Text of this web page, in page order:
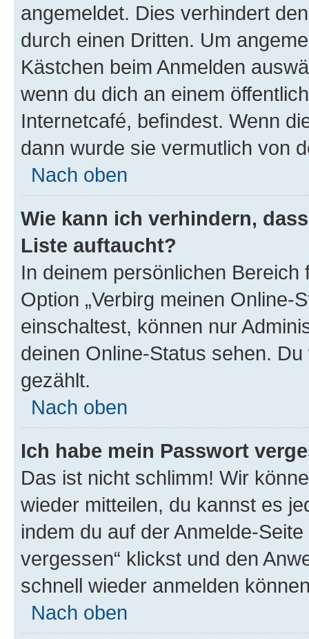
angemeldet. Dies verhindert
durch einen Dritten. Um
Kästchen beim Anmelden
wenn du dich an einem
Internetcafé, befindest. Wenn
dann wurde sie vermutlich von
Nach oben
Wie kann ich verhindern,
Liste auftaucht?
In deinem persönlichen
Option „Verbirg meinen Online-
einschaltest, können nur
deinen Online-Status sehen.
gezählt.
Nach oben
Ich habe mein Passwort
Das ist nicht schlimm! Wir
wieder mitteilen, du kannst es
indem du auf der Anmelde-
vergessen“ klickst und den
schnell wieder anmelden
Nach oben